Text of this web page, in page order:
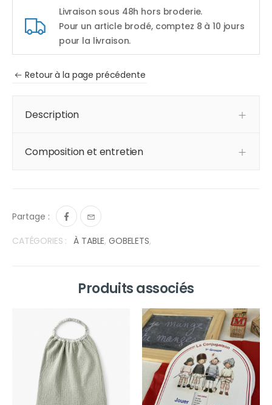
Livraison sous 48h hors broderie.
Pour un article brodé, comptez 8 à 10 jours
pour la livraison.
Retour à la page précédente
Description
Composition et entretien
Partage :
CATÉGORIES : À TABLE, GOBELETS,
Produits associés